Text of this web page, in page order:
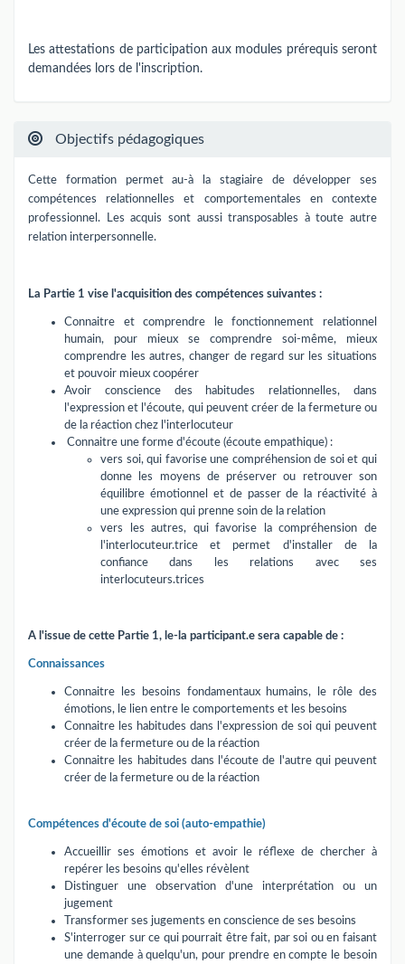
Les attestations de participation aux modules prérequis seront
demandées lors de l'inscription.
Objectifs pédagogiques
Cette formation permet au-à la stagiaire de développer ses
compétences relationnelles et comportementales en contexte
professionnel. Les acquis sont aussi transposables à toute autre
relation interpersonnelle.
La Partie 1 vise l'acquisition des compétences suivantes :
Connaitre et comprendre le fonctionnement relationnel
humain, pour mieux se comprendre soi-même, mieux
comprendre les autres, changer de regard sur les situations
et pouvoir mieux coopérer
Avoir conscience des habitudes relationnelles, dans
l'expression et l'écoute, qui peuvent créer de la fermeture ou
de la réaction chez l'interlocuteur
Connaitre une forme d'écoute (écoute empathique) :
vers soi, qui favorise une compréhension de soi et qui
donne les moyens de préserver ou retrouver son
équilibre émotionnel et de passer de la réactivité à
une expression qui prenne soin de la relation
vers les autres, qui favorise la compréhension de
l'interlocuteur.trice et permet d'installer de la
confiance dans les relations avec ses
interlocuteurs.trices
A l'issue de cette Partie 1, le-la participant.e sera capable de :
Connaissances
Connaitre les besoins fondamentaux humains, le rôle des
émotions, le lien entre le comportements et les besoins
Connaitre les habitudes dans l'expression de soi qui peuvent
créer de la fermeture ou de la réaction
Connaitre les habitudes dans l'écoute de l'autre qui peuvent
créer de la fermeture ou de la réaction
Compétences d'écoute de soi (auto-empathie)
Accueillir ses émotions et avoir le réflexe de chercher à
repérer les besoins qu'elles révèlent
Distinguer une observation d'une interprétation ou un
jugement
Transformer ses jugements en conscience de ses besoins
S'interroger sur ce qui pourrait être fait, par soi ou en faisant
une demande à quelqu'un, pour prendre en compte le besoin